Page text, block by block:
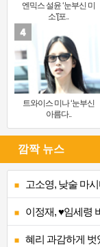
엔믹스 설윤 ‘눈부신 미
소’[포..
트와이스 미나 ‘눈부신
아름다..
깜짝 뉴스
고소영, 낮술 마
이정재, ♥임세령
혜리 과감하게 벗